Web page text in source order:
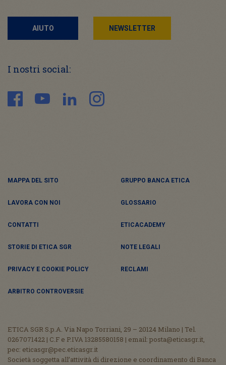
AIUTO NEWSLETTER
I nostri social:
MAPPA DEL SITO GRUPPO BANCA ETICA
LAVORA CON NOI GLOSSARIO
CONTATTI ETICACADEMY
STORIE DI ETICA SGR NOTE LEGALI
PRIVACY E COOKIE POLICY RECLAMI
ARBITRO CONTROVERSIE
ETICA SGR S.p.A. Via Napo Torriani, 29 – 20124 Milano | Tel.
0267071422 | C.F e P.IVA 13285580158 | email: posta@eticasgr.it,
pec: eticasgr@pec.eticasgr.it
Società soggetta all’attività di direzione e coordinamento di Banca